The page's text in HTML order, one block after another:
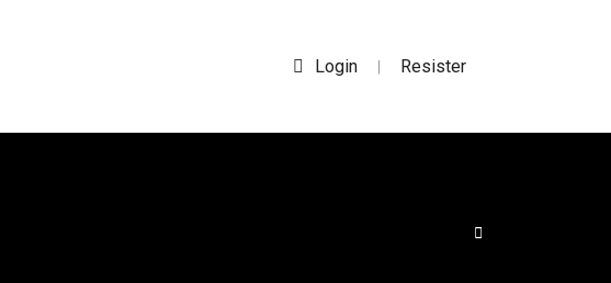
Login | Resister